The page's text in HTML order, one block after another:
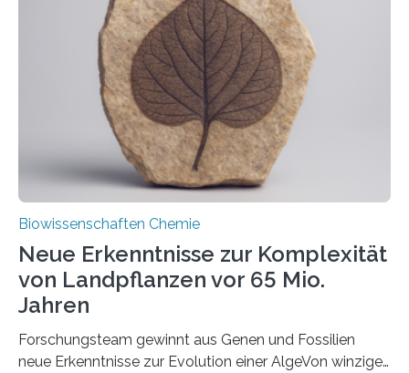
unbekannten Qualitätskontrollmechanismus des
peroxisomalen Proteintransports in der Bäckerhefe
Saccharomyces cerevisiae entdeckt, der für die
Funktionsfähigkeit der Organellen entscheidend ist. Die
Studie wurde am 28. Oktober 2025 in der
Fachzeitschrift…
Biowissenschaften Chemie
Neue Erkenntnisse zur Komplexität
von Landpflanzen vor 65 Mio.
Jahren
Forschungsteam gewinnt aus Genen und Fossilien
neue Erkenntnisse zur Evolution einer AlgeVon winzigen